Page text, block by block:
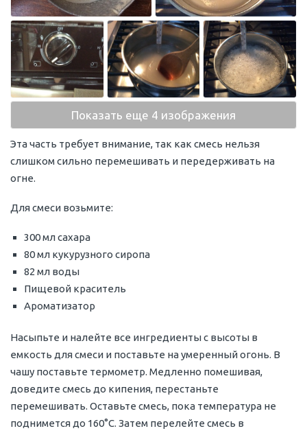
Показать еще 4 изображения
Эта часть требует внимание, так как смесь нельзя
слишком сильно перемешивать и передерживать на
огне.
Для смеси возьмите:
300 мл сахара
80 мл кукурузного сиропа
82 мл воды
Пищевой краситель
Ароматизатор
Насыпьте и налейте все ингредиенты с высоты в
емкость для смеси и поставьте на умеренный огонь. В
чашу поставьте термометр. Медленно помешивая,
доведите смесь до кипения, перестаньте
перемешивать. Оставьте смесь, пока температура не
поднимется до 160°С. Затем перелейте смесь в